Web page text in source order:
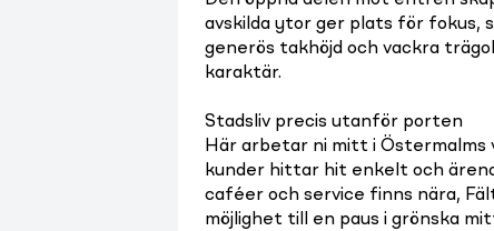
avskilda ytor ger plats för fokus,
generös takhöjd och vackra
karaktär.
Stadsliv precis utanför porten
Här arbetar ni mitt i Östermalms
kunder hittar hit enkelt och
caféer och service finns nära,
möjlighet till en paus i grönska